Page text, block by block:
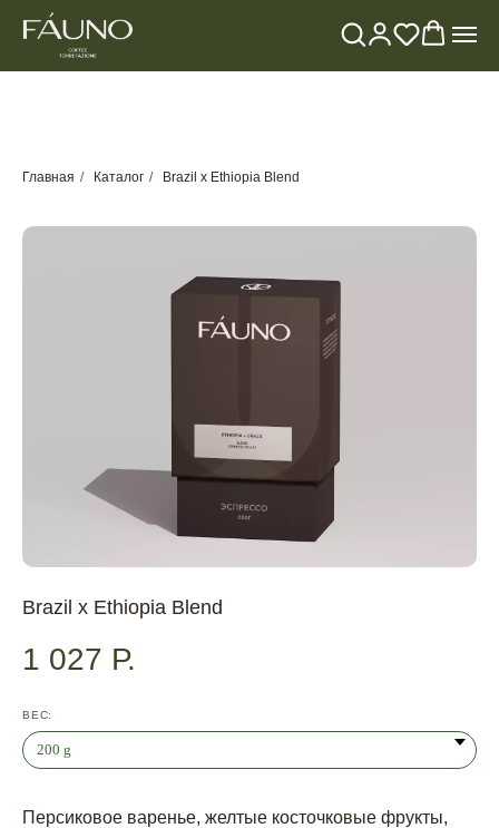
Главная / Каталог / Brazil x Ethiopia Blend
Brazil x Ethiopia Blend
1 027 Р.
ВЕС:
Персиковое варенье, желтые косточковые фрукты,